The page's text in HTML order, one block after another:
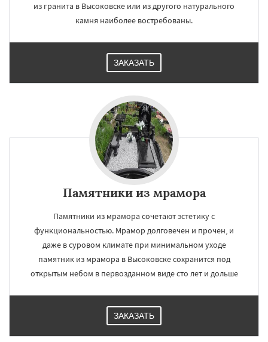
из гранита в Высоковске или из другого натурального
камня наиболее востребованы.
ЗАКАЗАТЬ
Памятники из мрамора
Памятники из мрамора сочетают эстетику с
функциональностью. Мрамор долговечен и прочен, и
даже в суровом климате при минимальном уходе
памятник из мрамора в Высоковске сохранится под
открытым небом в первозданном виде сто лет и дольше
ЗАКАЗАТЬ